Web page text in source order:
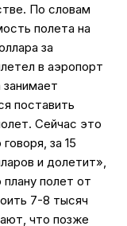
По словам
полета на
за
в аэропорт
поставить
Сейчас это
за 15
и долетит»,
полет от
7-8 тысяч
что позже